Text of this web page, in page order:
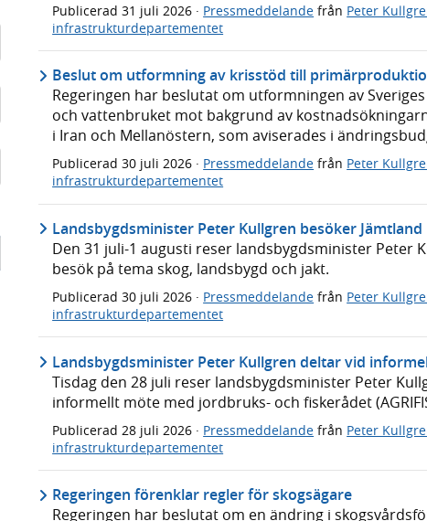
Publicerad31 juli 2026 · Pressmeddelande från Peter
infrastrukturdepartementet
Beslut om utformning av krisstöd till
Regeringen har beslutat om utformningen av
och vattenbruket mot bakgrund av
i Iran och Mellanöstern, som aviserades i
Publicerad30 juli 2026 · Pressmeddelande från Peter
infrastrukturdepartementet
Landsbygdsminister Peter Kullgren besöker Jämtland
Den 31 juli-1 augusti reser landsbygdsminister Peter
besök på tema skog, landsbygd och jakt.
Publicerad30 juli 2026 · Pressmeddelande från Peter
infrastrukturdepartementet
Landsbygdsminister Peter Kullgren deltar vid
Tisdag den 28 juli reser landsbygdsminister Peter
informellt möte med jordbruks- och fiskerådet
Publicerad 28 juli 2026 · Pressmeddelande från Peter
infrastrukturdepartementet
Regeringen förenklar regler för skogsägare
Regeringen har beslutat om en ändring i